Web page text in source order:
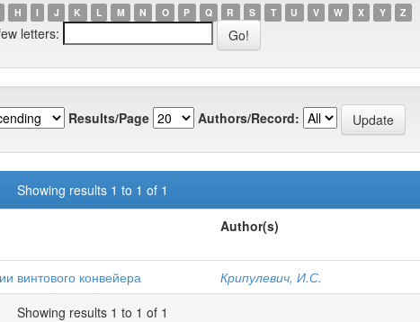
H I J K L M N O P Q R S T U V W X Y Z
letters:
Results/Page Authors/Record:
Showing results 1 to 1 of 1
Author(s)
винтового конвейера
Крипулевич, И.С.
Showing results 1 to 1 of 1